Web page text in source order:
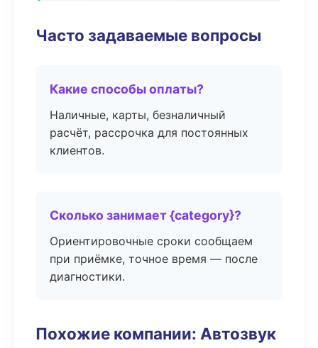
Часто задаваемые вопросы
Какие способы оплаты?
Наличные, карты, безналичный
расчёт, рассрочка для постоянных
клиентов.
Сколько занимает {category}?
Ориентировочные сроки сообщаем
при приёмке, точное время — после
диагностики.
Похожие компании: Автозвук